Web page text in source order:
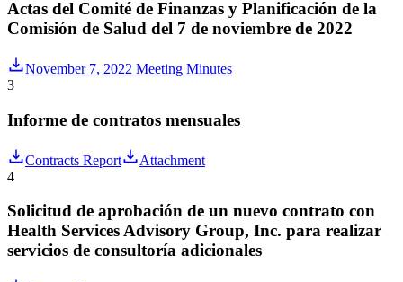
Actas del Comité de Finanzas y Planificación de la
Comisión de Salud del 7 de noviembre de 2022
November 7, 2022 Meeting Minutes
3
Informe de contratos mensuales
Contracts Report
Attachment
4
Solicitud de aprobación de un nuevo contrato con
Health Services Advisory Group, Inc. para realizar
servicios de consultoría adicionales